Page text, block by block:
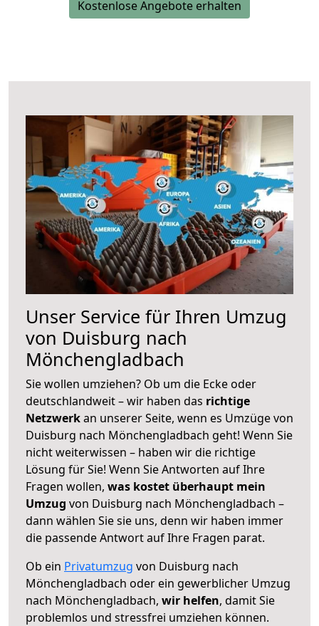
Kostenlose Angebote erhalten
Unser Service für Ihren Umzug
von Duisburg nach
Mönchengladbach
Sie wollen umziehen? Ob um die Ecke oder
deutschlandweit – wir haben das richtige
Netzwerkan unserer Seite, wenn es Umzüge von
Duisburg nach Mönchengladbach geht! Wenn Sie
nicht weiterwissen – haben wir die richtige
Lösung für Sie! Wenn Sie Antworten auf Ihre
Fragen wollen, was kostet überhaupt mein
Umzug von Duisburg nach Mönchengladbach –
dann wählen Sie sie uns, denn wir haben immer
die passende Antwort auf Ihre Fragen parat.
Ob ein Privatumzug von Duisburg nach
Mönchengladbach oder ein gewerblicher Umzug
nach Mönchengladbach, wir helfen, damit Sie
problemlos und stressfrei umziehen können.